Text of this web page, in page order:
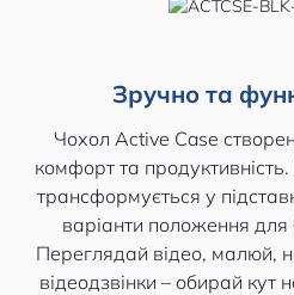
Зручно та
Чохол Active Case
комфорт та
трансформується у
варіанти положення
Переглядай відео, малюй,
відеодзвінки – обирай